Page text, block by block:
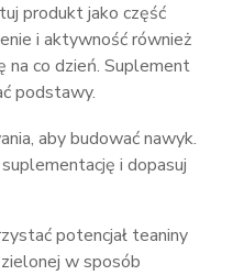
produkt jako część
i aktywność również
na co dzień. Suplement
podstawy.
aby budować nawyk.
i dopasuj
potencjał teaniny
w sposób